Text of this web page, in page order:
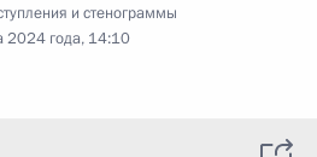
и стенограммы
2024 года, 14:10